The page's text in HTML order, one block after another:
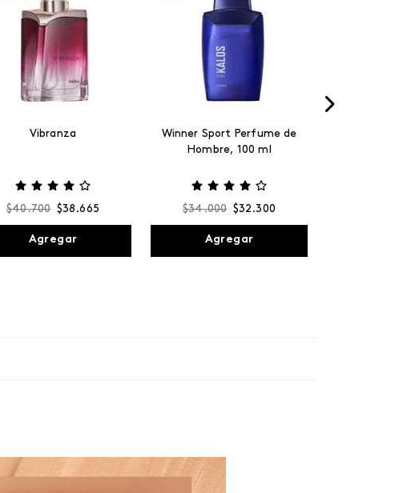
Vibranza
$40.700 $38 .665
Agregar
Winner Sport Perfume de
Hombre, 100 ml
$34.000 $32 .300
Agregar